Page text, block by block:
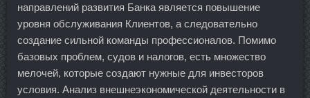
направлений развития Банка является повышение
уровня обслуживания Клиентов, а следовательно
создание сильной команды профессионалов. Помимо
базовых проблем, судов и налогов, есть множество
мелочей, которые создают нужные для инвесторов
условия. Анализ внешнеэкономической деятельности в